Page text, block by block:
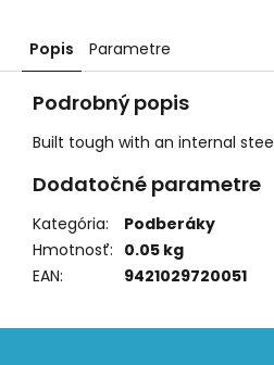
Popis Parametre
Podrobný popis
Built tough with an internal
Dodatočné parametre
Kategória:
Podberáky
Hmotnosť: 0.05 kg
EAN: 9421029720051